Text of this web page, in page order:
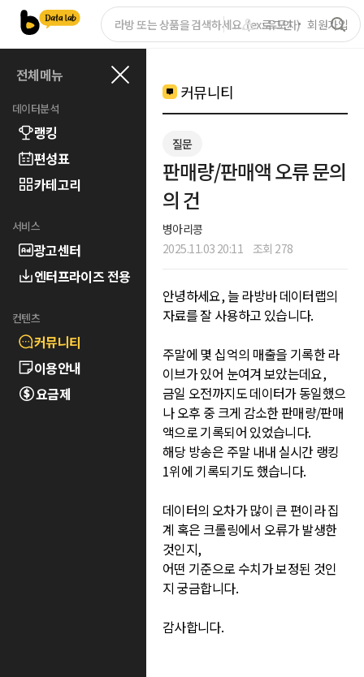
로그인 회원가입
전체메뉴
데이터분석
랭킹
편성표
카테고리
서비스
광고센터
엔터프라이즈 전용
컨텐츠
커뮤니티
이용안내
요금제
커뮤니티
질문
판매량/판매액 오류 문의
의 건
병아리콩
2025.11.03 20:11
조회 278
안녕하세요, 늘 라방바 데이터랩의
자료를 잘 사용하고 있습니다.
주말에 몇 십억의 매출을 기록한 라
이브가 있어 눈여겨 보았는데요,
금일 오전까지도 데이터가 동일했으
나 오후 중 크게 감소한 판매량/판매
액으로 기록되어 있었습니다.
해당 방송은 주말 내내 실시간 랭킹
1위에 기록되기도 했습니다.
데이터의 오차가 많이 큰 편이라 집
계 혹은 크롤링에서 오류가 발생한
것인지,
어떤 기준으로 수치가 보정된 것인
지 궁금합니다.
감사합니다.